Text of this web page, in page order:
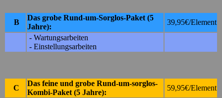
B
Das grobe Rund-um-Sorglos-Paket (5
Jahre):
39,95€/Element
- Wartungsarbeiten
- Einstellungsarbeiten
C
Das feine und grobe Rund-um-sorglos-
Kombi-Paket (5 Jahre):
59,95€/Element